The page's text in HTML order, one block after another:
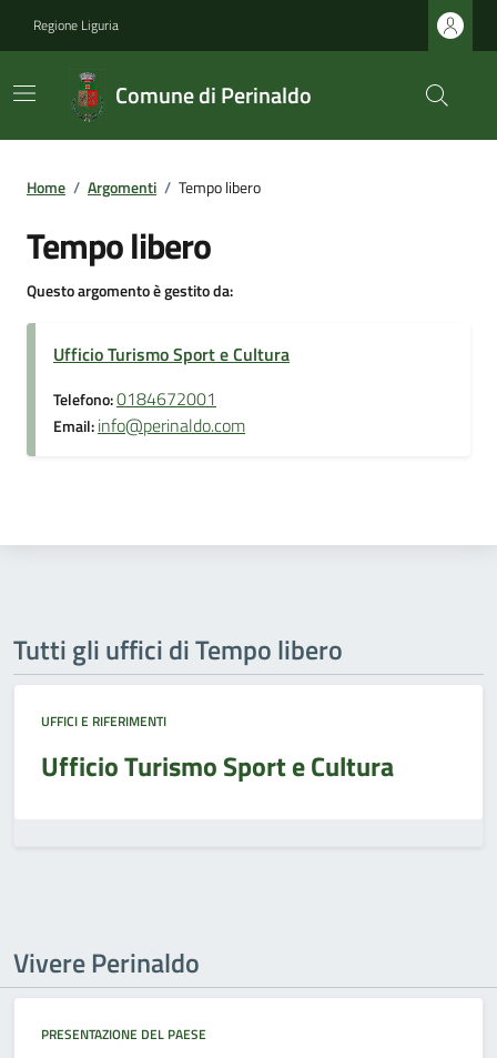
Regione Liguria
Comune di Perinaldo
Home / Argomenti / Tempo libero
Tempo libero
Questo argomento è gestito da:
Ufficio Turismo Sport e Cultura
Telefono:0184672001
Email:info@perinaldo.com
Tutti gli uffici di Tempo libero
UFFICI E RIFERIMENTI
Ufficio Turismo Sport e Cultura
Vivere Perinaldo
PRESENTAZIONE DEL PAESE